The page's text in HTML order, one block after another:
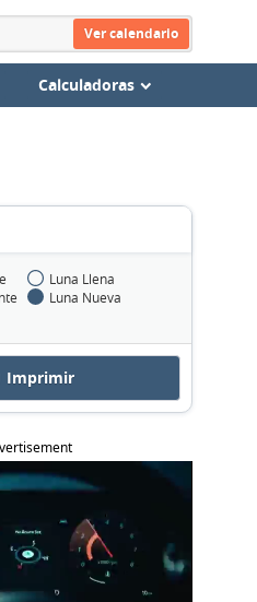
Ver calendario
Calculadoras
Luna Llena
Luna Nueva
Imprimir